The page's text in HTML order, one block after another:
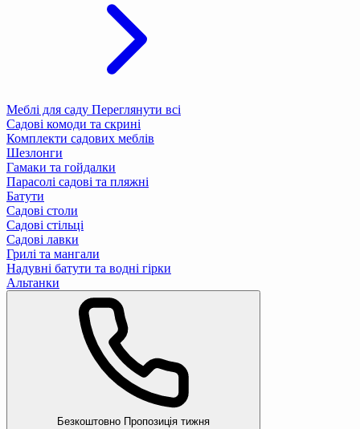
Меблі для саду Переглянути всі
Садові комоди та скрині
Комплекти садових меблів
Шезлонги
Гамаки та гойдалки
Парасолі садові та пляжні
Батути
Садові столи
Садові стільці
Садові лавки
Грилі та мангали
Надувні батути та водні гірки
Альтанки
Безкоштовно Пропозиція тижня